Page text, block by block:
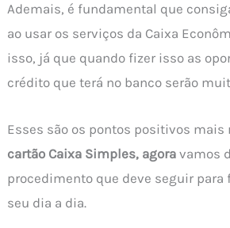
Ademais, é fundamental que
ao usar os serviços da Caixa
isso, já que quando fizer isso as
crédito que terá no banco serão
Esses são os pontos positivos mais
cartão Caixa Simples, agora vamos
procedimento que deve seguir para
seu dia a dia.